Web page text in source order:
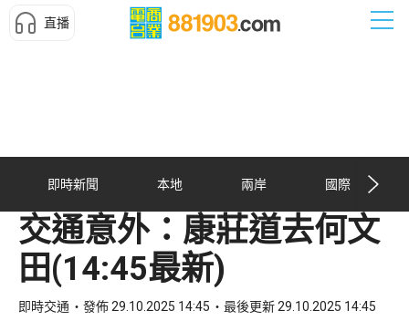
直播
即時新聞 本地 兩岸 國際
交通意外：康莊道去何文
田(14:45最新)
即時交通 發佈 29.10.2025 14:45 最後更新 29.10.2025 14:45